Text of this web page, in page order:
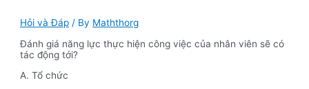
Hỏi và Đáp / By Maththorg
Đánh giá năng lực thực hiện công việc của nhân viên sẽ có
tác động tới?
A. Tổ chức